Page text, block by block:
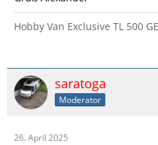
Hobby Van Exclusive TL 500
saratoga
Moderator
26. April 2025